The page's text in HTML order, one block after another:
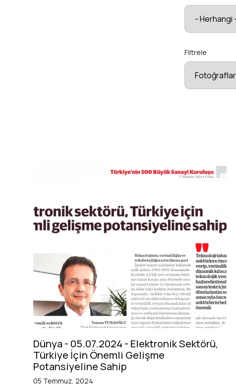
Filtrele
Dünya - 05.07.2024 - Elektronik Sektörü,
Türkiye İçin Önemli Gelişme
Potansiyeline Sahip
05 Temmuz, 2024